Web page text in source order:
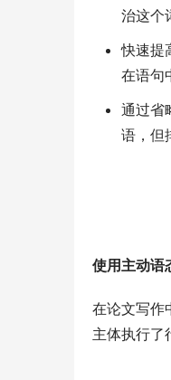
治这个
快速提
在语句
通过省
语，但
使用主动语
在论文写作
主体执行了